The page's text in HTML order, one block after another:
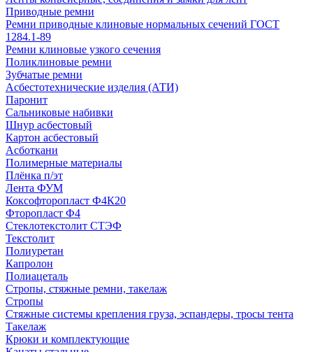
Приводные ремни
Ремни приводные клиновые нормальных сечений ГОСТ
1284.1-89
Ремни клиновые узкого сечения
Поликлиновые ремни
Зубчатые ремни
Асбестотехнические изделия (АТИ)
Паронит
Сальниковые набивки
Шнур асбестовый
Картон асбестовый
Асботкани
Полимерные материалы
Плёнка п/эт
Лента ФУМ
Коксофторопласт Ф4К20
Фторопласт Ф4
Стеклотекстолит СТЭФ
Текстолит
Полиуретан
Капролон
Полиацеталь
Стропы, стяжные ремни, такелаж
Стропы
Стяжные системы крепления груза, эспандеры, тросы тента
Такелаж
Крюки и комплектующие